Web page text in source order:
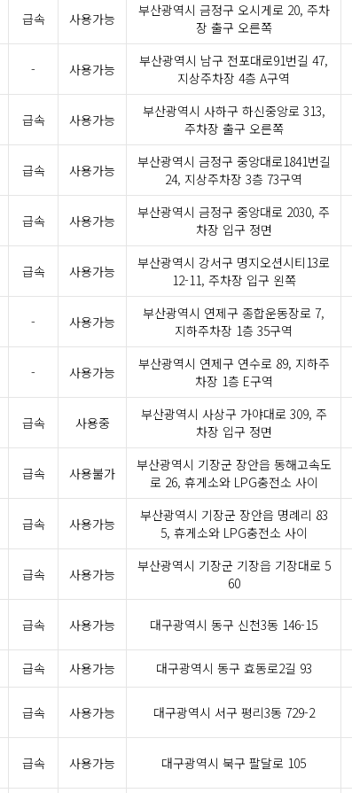
급속 사용가능
부산광역시 금정구 오시게로 20, 주차
장 출구 오른쪽
- 사용가능
부산광역시 남구 전포대로91번길 47,
지상주차장 4층 A구역
급속 사용가능
부산광역시 사하구 하신중앙로 313,
주차장 출구 오른쪽
급속 사용가능
부산광역시 금정구 중앙대로1841번길
24, 지상주차장 3층 73구역
급속 사용가능
부산광역시 금정구 중앙대로 2030, 주
차장 입구 정면
급속 사용가능
부산광역시 강서구 명지오션시티13로
12-11, 주차장 입구 왼쪽
- 사용가능
부산광역시 연제구 종합운동장로 7,
지하주차장 1층 35구역
- 사용가능
부산광역시 연제구 연수로 89, 지하주
차장 1층 E구역
급속 사용중
부산광역시 사상구 가야대로 309, 주
차장 입구 정면
급속 사용불가
부산광역시 기장군 장안읍 동해고속도
로 26, 휴게소와 LPG충전소 사이
급속 사용가능
부산광역시 기장군 장안읍 명례리 83
5, 휴게소와 LPG충전소 사이
급속 사용가능
부산광역시 기장군 기장읍 기장대로 5
60
급속 사용가능 대구광역시 동구 신천3동 146-15
급속 사용가능 대구광역시 동구 효동로2길 93
급속 사용가능 대구광역시 서구 평리3동 729-2
급속 사용가능 대구광역시 북구 팔달로 105